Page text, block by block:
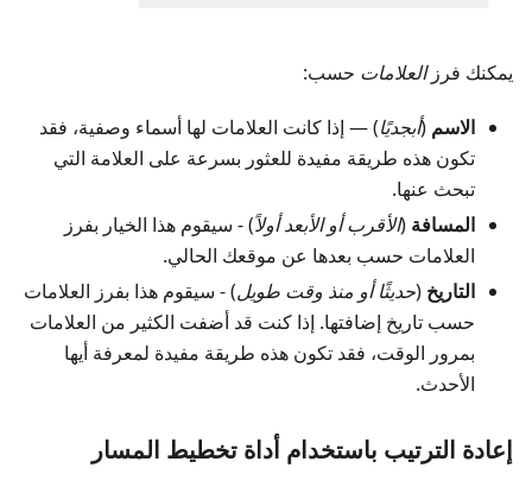
يمكنك فرزالعلامات حسب:
الاسم (أبجديًا) — إذا كانت العلامات لها أسماء وصفية، فقد
تكون هذه طريقة مفيدة للعثور بسرعة على العلامة التي
تبحث عنها.
المسافة (الأقرب أو الأبعد أولاً) - سيقوم هذا الخيار بفرز
العلامات حسب بعدها عن موقعك الحالي.
التاريخ (حديثًا أو منذ وقت طويل) - سيقوم هذا بفرز العلامات
حسب تاريخ إضافتها. إذا كنت قد أضفت الكثير من العلامات
بمرور الوقت، فقد تكون هذه طريقة مفيدة لمعرفة أيها
الأحدث.
إعادة الترتيب باستخدام أداة تخطيط المسار